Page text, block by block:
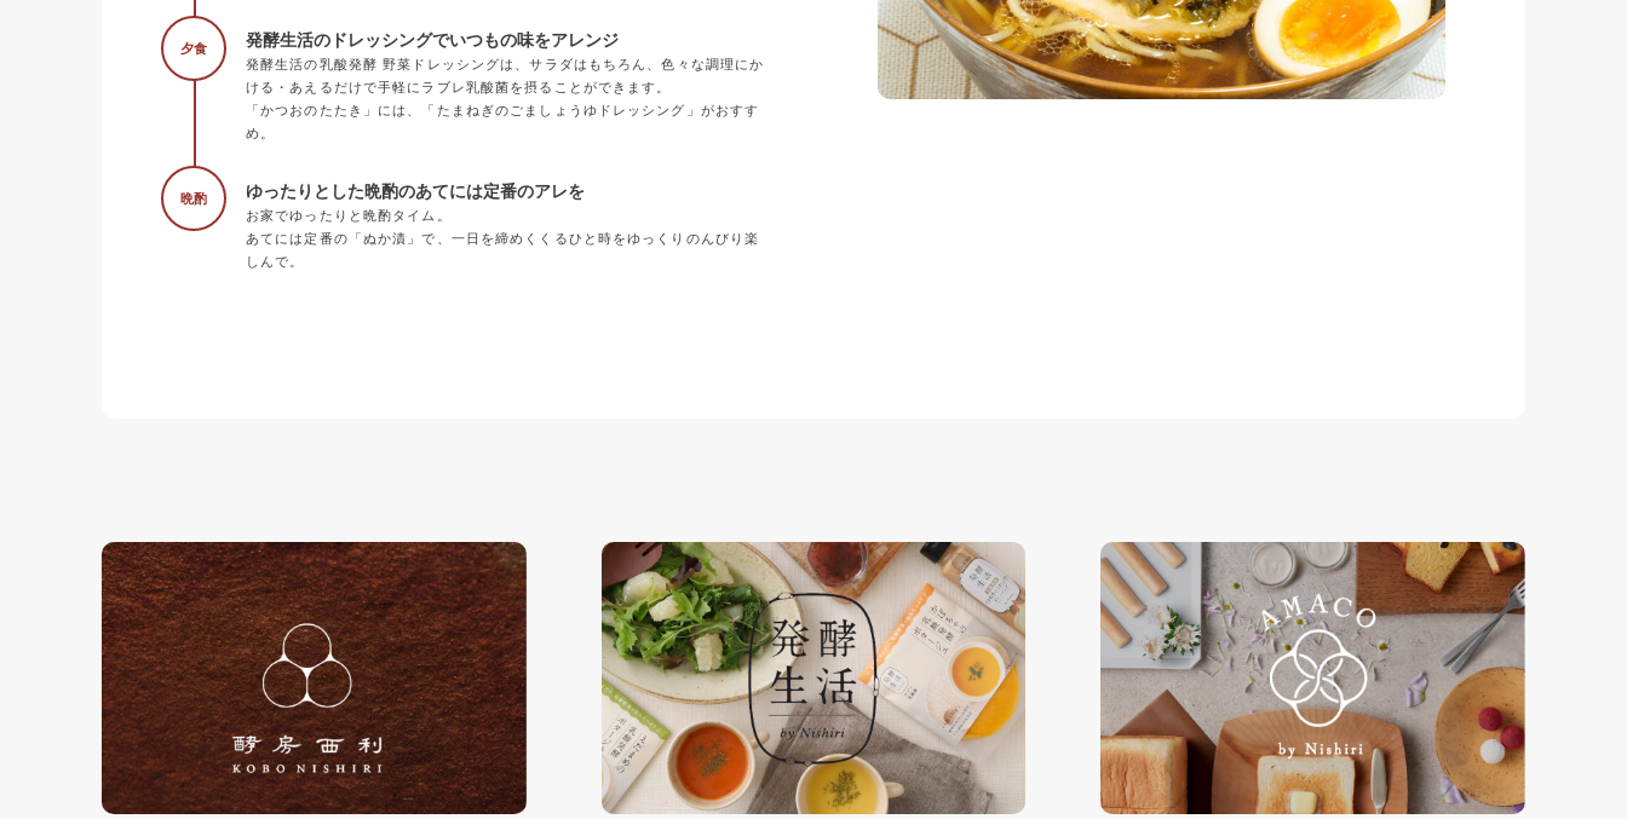
夕食 発酵生活のドレッシングでいつもの味をアレンジ
発酵生活の乳酸発酵 野菜ドレッシングは、サラダはもちろん、色々な調理にか
ける・あえるだけで手軽にラブレ乳酸菌を摂ることができます。
「かつおのたたき」には、「たまねぎのごましょうゆドレッシング」がおすす
め。
晩酌 ゆったりとした晩酌のあてには定番のアレを
お家でゆったりと晩酌タイム。
あてには定番の「ぬか漬」で、一日を締めくくるひと時をゆっくりのんびり楽
しんで。